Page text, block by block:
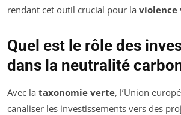
rendant cet outil crucial pour la violence
Quel est le rôle des
dans la neutralité
Avec la taxonomie verte, l’Union
canaliser les investissements vers des